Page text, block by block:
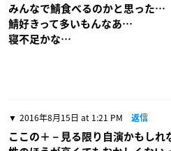
みんなで鯖食べるのかと思った…
鯖好きって多いもんなあ…
寝不足かな…
2016年8月15日 at 1:21 PM 返信
ここの＋－見る限り自演かもしれ